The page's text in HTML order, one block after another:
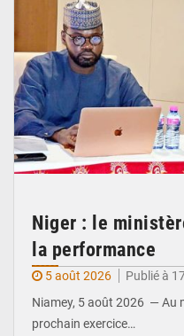
Niger : le
la performance
5 août 2026
Publié à
Niamey, 5 août 2026 — Au
prochain exercice…